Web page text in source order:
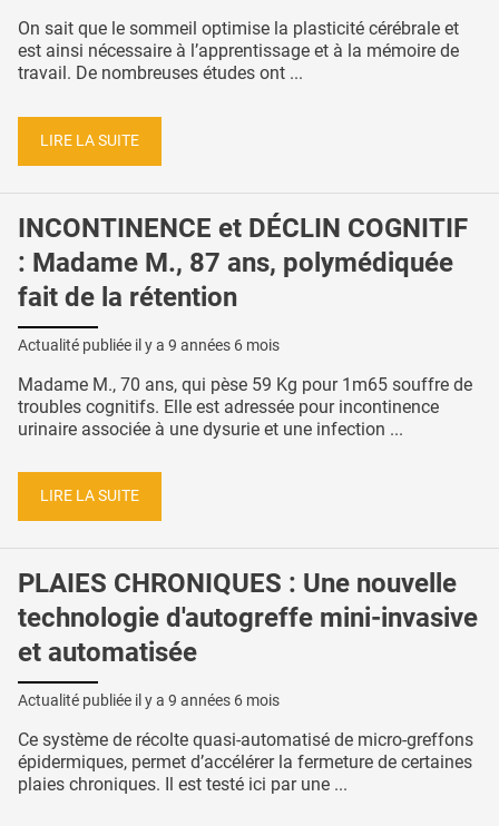
On sait que le sommeil optimise la plasticité cérébrale et
est ainsi nécessaire à l’apprentissage et à la mémoire de
travail. De nombreuses études ont ...
LIRE LA SUITE
INCONTINENCE et DÉCLIN COGNITIF
: Madame M., 87 ans, polymédiquée
fait de la rétention
Actualité publiée il y a 9 années 6 mois
Madame M., 70 ans, qui pèse 59 Kg pour 1m65 souffre de
troubles cognitifs. Elle est adressée pour incontinence
urinaire associée à une dysurie et une infection ...
LIRE LA SUITE
PLAIES CHRONIQUES : Une nouvelle
technologie d'autogreffe mini-invasive
et automatisée
Actualité publiée il y a 9 années 6 mois
Ce système de récolte quasi-automatisé de micro-greffons
épidermiques, permet d’accélérer la fermeture de certaines
plaies chroniques. Il est testé ici par une ...